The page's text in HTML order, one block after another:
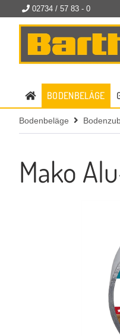
02734 / 57 83 - 0
BODENBELÄGE
Bodenbeläge
Mako